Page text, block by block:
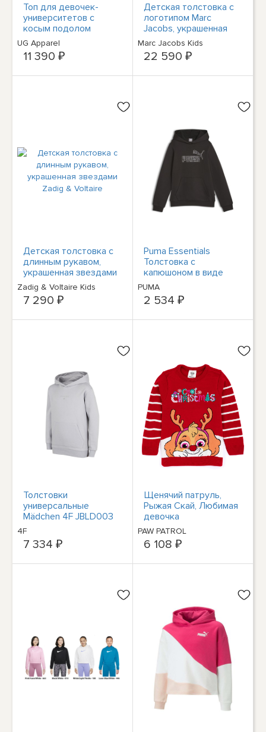
Топ для девочек-
университетов с
косым подолом
Alabama - SM
UG Apparel
11 390 ₽
Детская толстовка с
логотипом Marc
Jacobs, украшенная
блестками
Marc Jacobs Kids
22 590 ₽
Детская толстовка с
длинным рукавом,
украшенная звездами
Zadig & Voltaire
Zadig & Voltaire Kids
7 290 ₽
Puma Essentials
Толстовка с
капюшоном в виде
животных для
девочек, черная
повседневная верхняя
PUMA
2 534 ₽
Толстовки
универсальные
Mädchen 4F JBLD003
HJZ22JBLD00327S
Grau
4F
7 334 ₽
Щенячий патруль,
Рыжая Скай, Любимая
девочка
PAW PATROL
6 108 ₽